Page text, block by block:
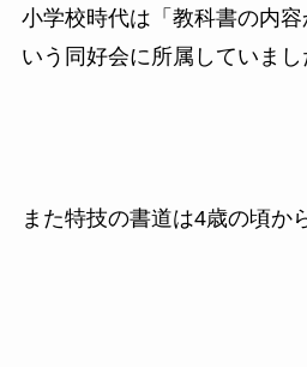
小学校時代は「教科書の内
いう同好会に所属していまし
また特技の書道は4歳の頃か